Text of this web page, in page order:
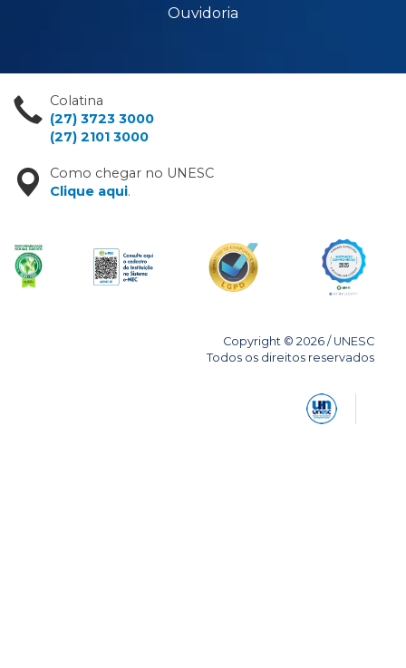
Ouvidoria
Colatina
(27) 3723 3000
(27) 2101 3000
Como chegar no UNESC
Clique aqui.
Copyright © 2026 / UNESC
Todos os direitos reservados